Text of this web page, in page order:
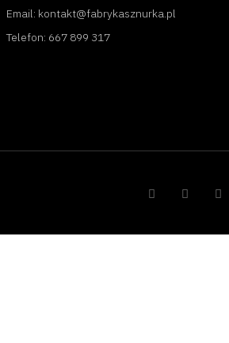
Email: kontakt@fabrykasznurka.pl
Telefon: 667 899 317